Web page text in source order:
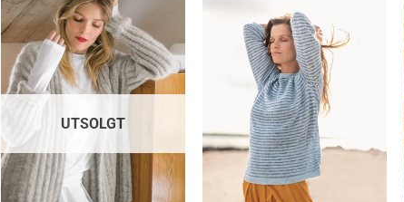
UTSOLGT